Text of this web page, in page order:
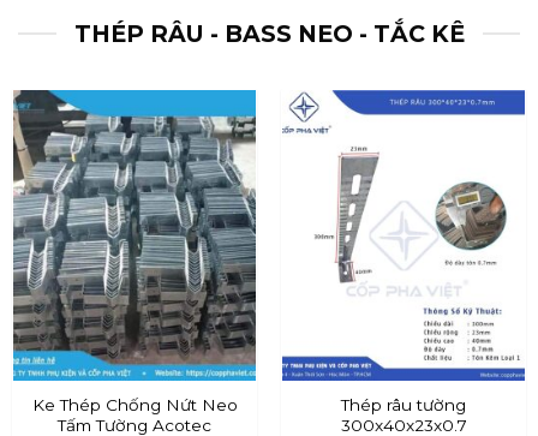
THÉP RÂU - BASS NEO - TẮC KÊ
Ke Thép Chống Nứt Neo
Tấm Tường Acotec
Thép râu tường
300x40x23x0.7